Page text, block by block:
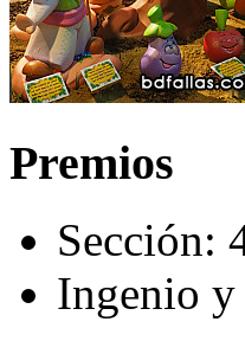
Premios
Sección:
Ingenio y